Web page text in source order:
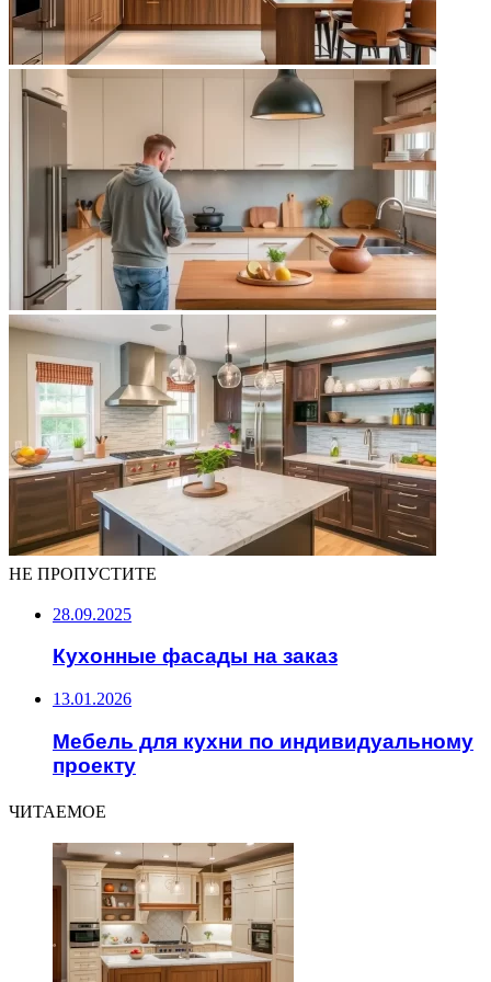
НЕ ПРОПУСТИТЕ
28.09.2025
Кухонные фасады на заказ
13.01.2026
Мебель для кухни по индивидуальному
проекту
ЧИТАЕМОЕ